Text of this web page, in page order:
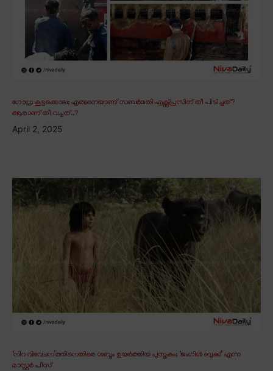
ഗോധ്ര കൂട്ടക്കൊല; എങ്ങനെയാണ് സബർമതി എക്സ്പ്രസിന് തീ പിടിച്ചത്?
ആരാണ് തീ വച്ചത്..?
April 2, 2025
‘നിറ വിവേചന’ത്തിനെതിരെ ശബ്ദം ഉയർത്തിയ പുസ്തകം; ‘ജംഗിൾ ബുക്ക്’ എന്ന
മാസ്റ്റർ പീസ്